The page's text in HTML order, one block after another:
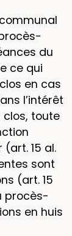
du
ce qui
en cas
l’intérêt
clos, toute
15 al.
sont
(art. 15
procès-
en huis